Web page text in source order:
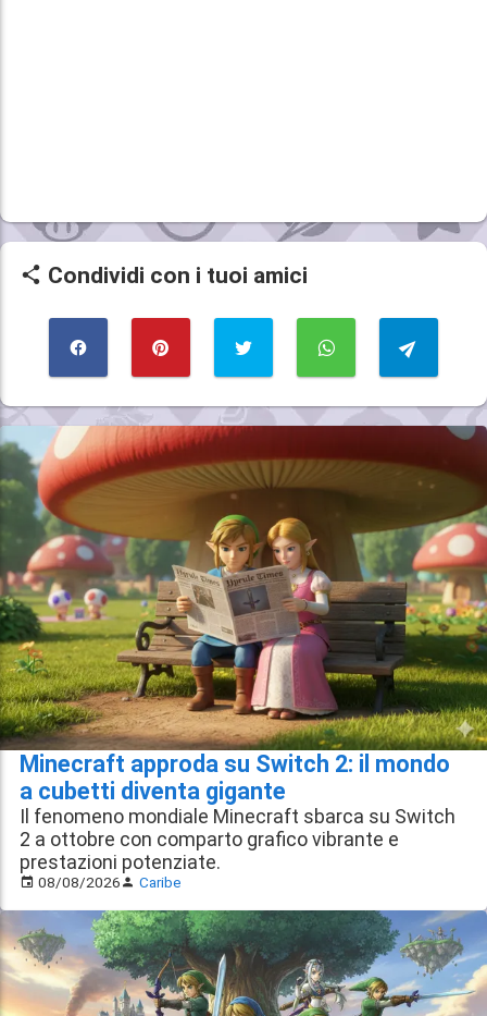
Condividi con i tuoi amici
Minecraft approda su Switch 2: il mondo
a cubetti diventa gigante
Il fenomeno mondiale Minecraft sbarca su Switch
2 a ottobre con comparto grafico vibrante e
prestazioni potenziate.
08/08/2026 Caribe